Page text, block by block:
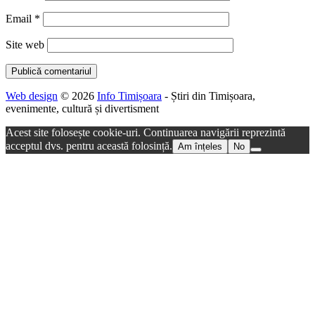
Email *
Site web
Web design © 2026 Info Timișoara - Știri din Timișoara,
evenimente, cultură și divertisment
Acest site folosește cookie-uri. Continuarea navigării reprezintă
acceptul dvs. pentru această folosință. Am înțeles No